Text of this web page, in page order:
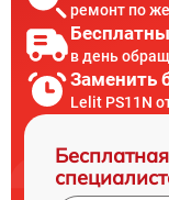
ремонт по
в день
Заменить
Lelit PS11N